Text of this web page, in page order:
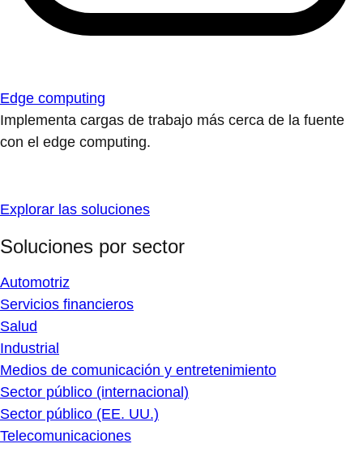
Edge computing
Implementa cargas de trabajo más cerca de la fuente
con el edge computing.
Explorar las soluciones
Soluciones por sector
Automotriz
Servicios financieros
Salud
Industrial
Medios de comunicación y entretenimiento
Sector público (internacional)
Sector público (EE. UU.)
Telecomunicaciones